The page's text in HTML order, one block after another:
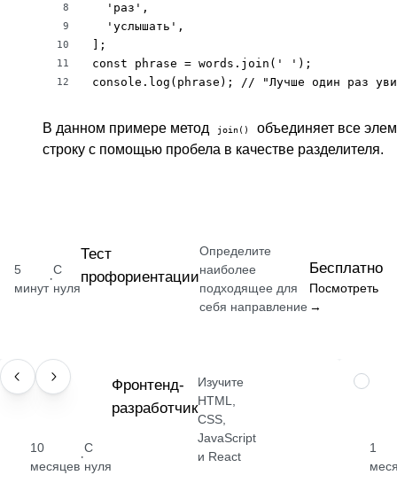
8
9
10
11
12
  'раз',
  'услышать',
];
const phrase = words.join(' ');
console.log(phrase); // "Лучше один раз
В данном примере метод join()
объединяет все
строку с помощью пробела в качестве разделителя.
5
минут
·
С
нуля
Тест
профориентации
Определите
наиболее
подходящее для
себя направление
Бесплатно
Посмотреть
→
ПРОФЕССИЯ
10
месяцев
·
С
нуля
Фронтенд-
разработчик
Изучите
HTML,
CSS,
JavaScript
и React
НАВЫК
1